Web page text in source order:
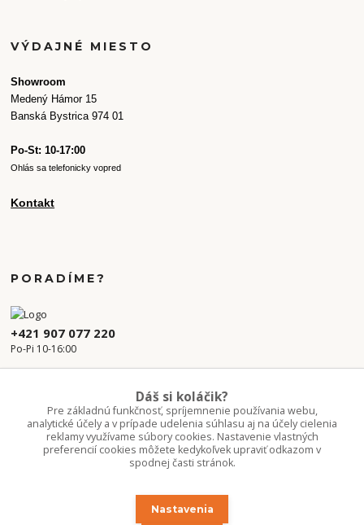
VÝDAJNÉ MIESTO
Showroom
Medený Hámor 15
Banská Bystrica 974 01
Po-St: 10-17:00
Ohlás sa telefonicky vopred
Kontakt
PORADÍME?
+421 907 077 220
Po-Pi 10-16:00
Upravit sběr cookies.
Dáš si koláčik?
Pre základnú funkčnosť, spríjemnenie používania webu,
analytické účely a v prípade udelenia súhlasu aj na účely cielenia
reklamy využívame súbory cookies. Nastavenie vlastných
preferencií cookies môžete kedykoľvek upraviť odkazom v
spodnej časti stránok.
Nastavenia